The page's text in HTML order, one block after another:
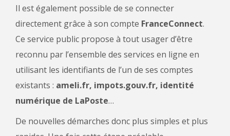
Il est également possible de se connecter
directement grâce à son compte FranceConnect.
Ce service public propose à tout usager d’être
reconnu par l’ensemble des services en ligne en
utilisant les identifiants de l’un de ses comptes
existants : ameli.fr, impots.gouv.fr, identité
numérique de LaPoste…
De nouvelles démarches donc plus simples et plus